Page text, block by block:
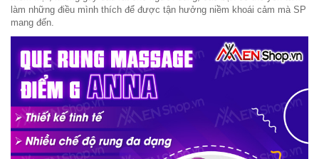
làm những điều mình thích để được tận hưởng niềm khoái cảm mà SP
mang đến.